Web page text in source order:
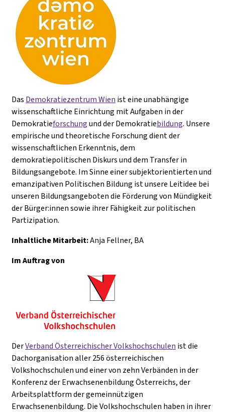
Das Demokratiezentrum Wien ist eine unabhängige
wissenschaftliche Einrichtung mit Aufgaben in der
Demokratieforschungund der Demokratiebildung. Unsere
empirische und theoretische Forschung dient der
wissenschaftlichen Erkenntnis, dem
demokratiepolitischen Diskurs und dem Transfer in
Bildungsangebote. Im Sinne einer subjektorientierten und
emanzipativen Politischen Bildung ist unsere Leitidee bei
unseren Bildungsangeboten die Förderung von Mündigkeit
der Bürger:innen sowie ihrer Fähigkeit zur politischen
Partizipation.
Inhaltliche Mitarbeit:Anja Fellner, BA
Im Auftrag von
DerVerband Österreichischer Volkshochschulen ist die
Dachorganisation aller 256 österreichischen
Volkshochschulen und einer von zehn Verbänden in der
Konferenz der Erwachsenenbildung Österreichs, der
Arbeitsplattform der gemeinnützigen
Erwachsenenbildung. Die Volkshochschulen haben in ihrer